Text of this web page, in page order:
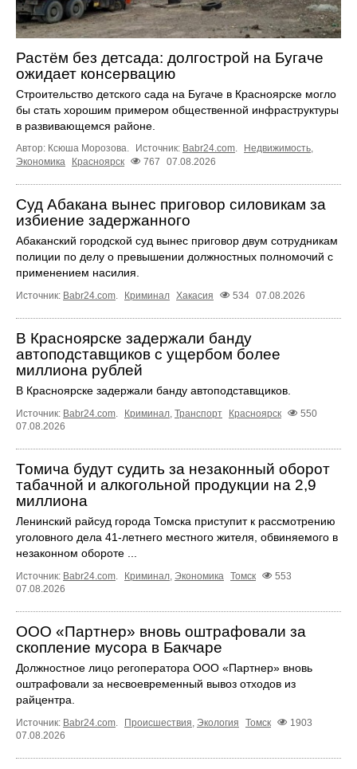
Растём без детсада: долгострой на Бугаче
ожидает консервацию
Строительство детского сада на Бугаче в Красноярске могло
бы стать хорошим примером общественной инфраструктуры
в развивающемся районе.
Автор: Ксюша Морозова. Источник: Babr24.com Недвижимость
Экономика
Красноярск 767 07.08.2026
Суд Абакана вынес приговор силовикам за
избиение задержанного
Абаканский городской суд вынес приговор двум сотрудникам
полиции по делу о превышении должностных полномочий с
применением насилия.
Источник: Babr24.com. Криминал Хакасия 534 07.08.2026
В Красноярске задержали банду
автоподставщиков с ущербом более
миллиона рублей
В Красноярске задержали банду автоподставщиков.
Источник: Babr24.com. Криминал, Транспорт Красноярск
550
07.08.2026
Томича будут судить за незаконный оборот
табачной и алкогольной продукции на 2,9
миллиона
Ленинский райсуд города Томска приступит к рассмотрению
уголовного дела 41-летнего местного жителя, обвиняемого в
незаконном обороте ...
Источник: Babr24.com. Криминал, Экономика Томск
553
07.08.2026
ООО «Партнер» вновь оштрафовали за
скопление мусора в Бакчаре
Должностное лицо регоператора ООО «Партнер» вновь
оштрафовали за несвоевременный вывоз отходов из
райцентра.
Источник: Babr24.com. Происшествия, Экология Томск
1903
07.08.2026